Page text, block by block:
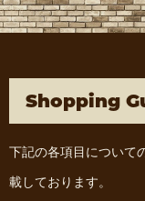
Shopping
下記の各項目について
載しております。